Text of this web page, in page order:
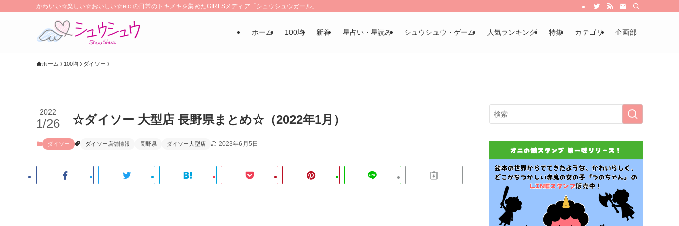
かわいい☆楽しい☆おいしい☆etc.の日常のトキメキを集めたGIRLSメディア「シュウシュウガール」
ホーム 100均 新着 星占い・星読み シュウシュウ・ゲーム 人気ランキング 特集 カテゴリ 企画部
ホーム 100均 ダイソー
☆ダイソー 大型店 長野県まとめ☆（2022年1月）
2022
1/26
ダイソー ダイソー店舗情報 長野県 ダイソー大型店 2023年6月5日